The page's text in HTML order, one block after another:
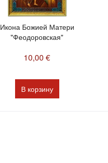
Икона Божией Матери
"Феодоровская"
10,00 €
В корзину